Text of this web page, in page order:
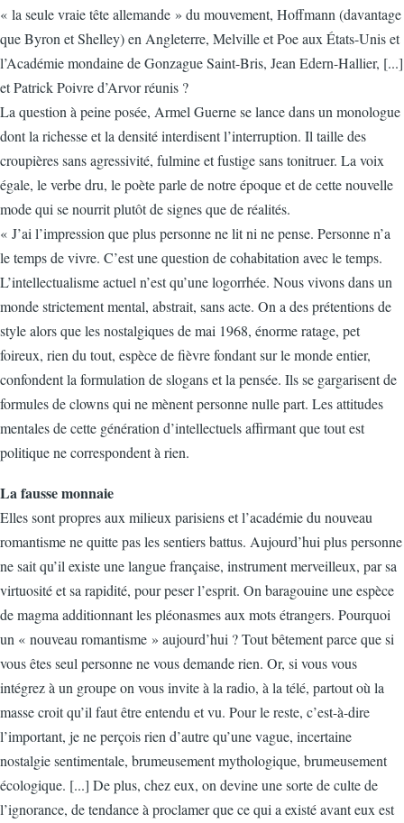
« la seule vraie tête allemande » du mouvement, Hoffmann (davantage
que Byron et Shelley) en Angleterre, Melville et Poe aux États-Unis et
l’Académie mondaine de Gonzague Saint-Bris, Jean Edern-Hallier, [...]
et Patrick Poivre d’Arvor réunis ?
La question à peine posée, Armel Guerne se lance dans un monologue
dont la richesse et la densité interdisent l’interruption. Il taille des
croupières sans agressivité, fulmine et fustige sans tonitruer. La voix
égale, le verbe dru, le poète parle de notre époque et de cette nouvelle
mode qui se nourrit plutôt de signes que de réalités.
« J’ai l’impression que plus personne ne lit ni ne pense. Personne n’a
le temps de vivre. C’est une question de cohabitation avec le temps.
L’intellectualisme actuel n’est qu’une logorrhée. Nous vivons dans un
monde strictement mental, abstrait, sans acte. On a des prétentions de
style alors que les nostalgiques de mai 1968, énorme ratage, pet
foireux, rien du tout, espèce de fièvre fondant sur le monde entier,
confondent la formulation de slogans et la pensée. Ils se gargarisent de
formules de clowns qui ne mènent personne nulle part. Les attitudes
mentales de cette génération d’intellectuels affirmant que tout est
politique ne correspondent à rien.
La fausse monnaie
Elles sont propres aux milieux parisiens et l’académie du nouveau
romantisme ne quitte pas les sentiers battus. Aujourd’hui plus personne
ne sait qu’il existe une langue française, instrument merveilleux, par sa
virtuosité et sa rapidité, pour peser l’esprit. On baragouine une espèce
de magma additionnant les pléonasmes aux mots étrangers. Pourquoi
un « nouveau romantisme » aujourd’hui ? Tout bêtement parce que si
vous êtes seul personne ne vous demande rien. Or, si vous vous
intégrez à un groupe on vous invite à la radio, à la télé, partout où la
masse croit qu’il faut être entendu et vu. Pour le reste, c’est-à-dire
l’important, je ne perçois rien d’autre qu’une vague, incertaine
nostalgie sentimentale, brumeusement mythologique, brumeusement
écologique. [...] De plus, chez eux, on devine une sorte de culte de
l’ignorance, de tendance à proclamer que ce qui a existé avant eux est